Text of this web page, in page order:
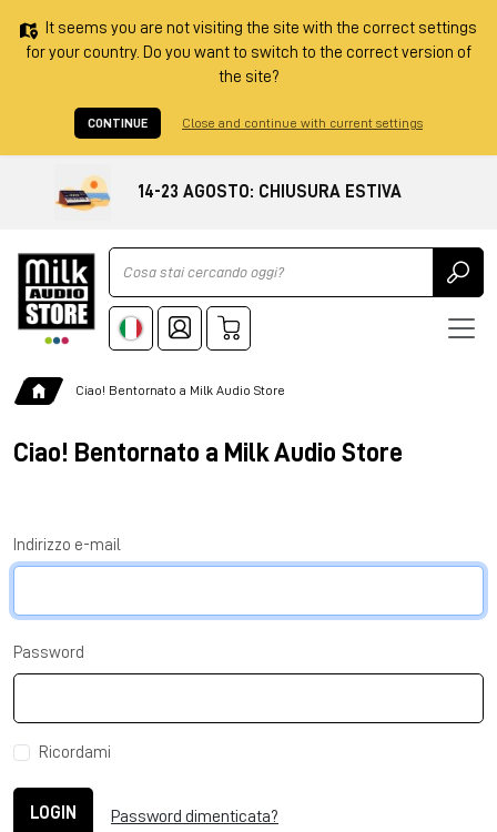
It seems you are not visiting the site with the correct settings
for your country. Do you want to switch to the correct version of
the site?
CONTINUE Close and continue with current settings
14-23 AGOSTO: CHIUSURA ESTIVA
Ricerca
Ciao! Bentornato a Milk Audio Store
Ciao! Bentornato a Milk Audio Store
Indirizzo e-mail
Password
Ricordami
LOGIN Password dimenticata?